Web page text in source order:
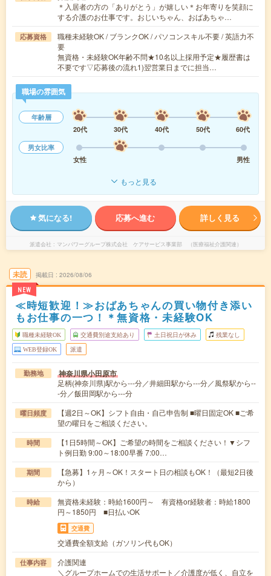
＊入居者の方の「ありがとう」が嬉しい＊お年寄りを笑顔に
する介護のお仕事です。おじいちゃん、おばあちゃ…
応募資格
職種未経験OK / ブランクOK / パソコンスキル不要 / 英語力不
要
無資格・未経験OK年齢不問★10名以上採用予定★履歴書は
不要です▽応募後の流れ1)翌営業日までに担当…
職場の雰囲気
年齢層
20代
30代 40代 50代
60代
男女比率
女性
男性
もっと見る
気になる! 応募へ進む 詳しく見る
派遣会社 マンパワーグループ株式会社 ケアサービス事業部 （医療福祉介護関連）
未読
NEW
掲載日 2026/08/06
≪時短歓迎！≫おばあちゃんの買い物付き添い
もお仕事の一つ！＊無資格・未経験OK
職種未経験OK 交通費別途支給あり 土日祝日が休み 残業なし
WEB登録OK 派遣
勤務地 神奈川県小田原市
足柄(神奈川県)駅から---分／井細田駅から---分／風祭駅から--
-分／飯田岡駅から---分
曜日頻度
【週2日～OK】シフト自由・自己申告制 ■曜日固定OK ■ご希
望の曜日をご相談ください。
時間
【1日5時間～OK】ご希望の時間をご相談ください！▼シフ
ト例日勤 9:00～18:00早番 7:00…
期間
【急募】1ヶ月～OK！スタート日の相談もOK！（最短2日後
から）
時給
無資格未経験：時給1600円～ 有資格or経験者：時給1800
円～1850円 ■日払いOK
交通費
交通費全額支給（ガソリン代もOK）
仕事内容
介護関連
＼グループホームでの生活サポート／介護度が低く、自立を